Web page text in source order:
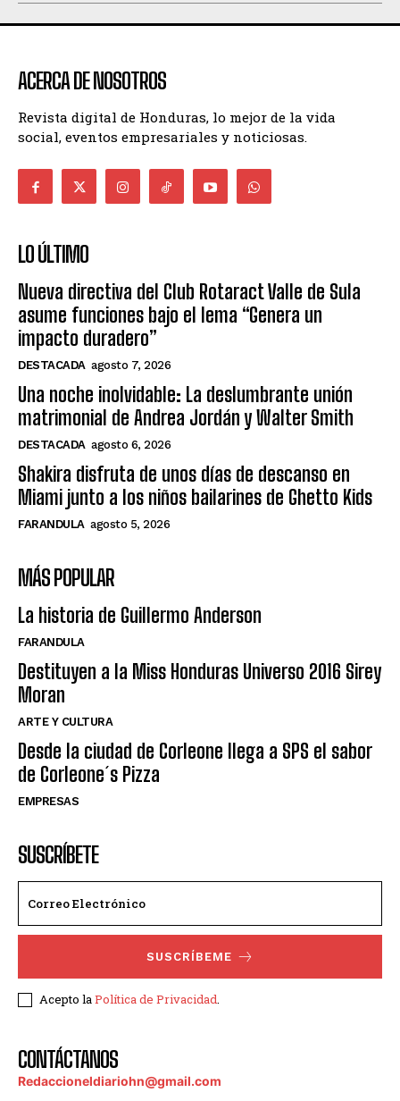
ACERCA DE NOSOTROS
Revista digital de Honduras, lo mejor de la vida
social, eventos empresariales y noticiosas.
LO ÚLTIMO
Nueva directiva del Club Rotaract Valle de Sula
asume funciones bajo el lema “Genera un
impacto duradero”
DESTACADA agosto 7, 2026
Una noche inolvidable: La deslumbrante unión
matrimonial de Andrea Jordán y Walter Smith
DESTACADA agosto 6, 2026
Shakira disfruta de unos días de descanso en
Miami junto a los niños bailarines de Ghetto Kids
FARANDULA agosto 5, 2026
MÁS POPULAR
La historia de Guillermo Anderson
FARANDULA
Destituyen a la Miss Honduras Universo 2016 Sirey
Moran
ARTE Y CULTURA
Desde la ciudad de Corleone llega a SPS el sabor
de Corleone´s Pizza
EMPRESAS
SUSCRÍBETE
SUSCRÍBEME
Acepto laPolítica de Privacidad.
CONTÁCTANOS
Redaccioneldiariohn@gmail.com